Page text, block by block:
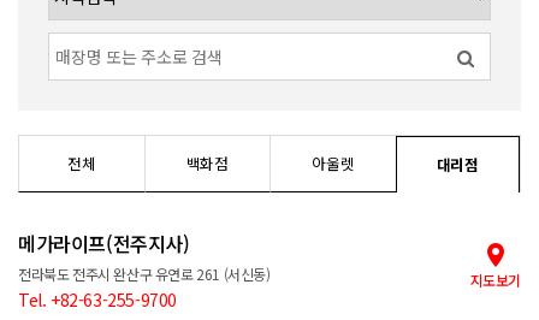
전체 백화점 아울렛 대리점
메가라이프(전주지사)
지도보기
전라북도 전주시 완산구 유연로 261 (서신동)
Tel. +82-63-255-9700